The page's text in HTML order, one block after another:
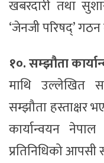
खबरदारी तथा
‘जेनजी परिषद्’
१०. सम्झौता
माथि उल्लेखित
सम्झौता हस्ताक्षर
कार्यान्वयन
प्रतिनिधिको